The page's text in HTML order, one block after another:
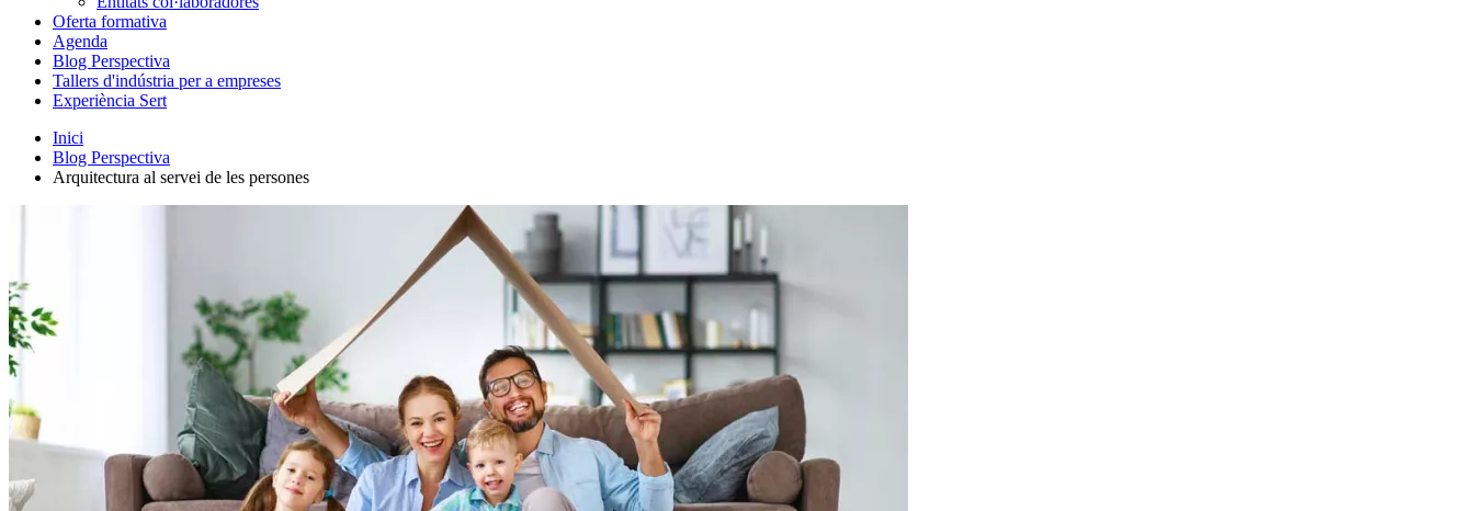
Oferta formativa
Agenda
Blog Perspectiva
Tallers d'indústria per a empreses
Experiència Sert
Inici
Blog Perspectiva
Arquitectura al servei de les persones